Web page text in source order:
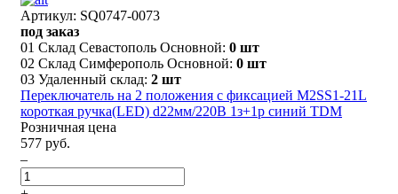
Артикул: SQ0747-0073
под заказ
01 Склад Севастополь Основной: 0 шт
02 Склад Симферополь Основной: 0 шт
03 Удаленный склад: 2 шт
Переключатель на 2 положения с фиксацией M2SS1-21L
короткая ручка(LED) d22мм/220B 1з+1р синий TDM
Розничная цена
577 руб.
–